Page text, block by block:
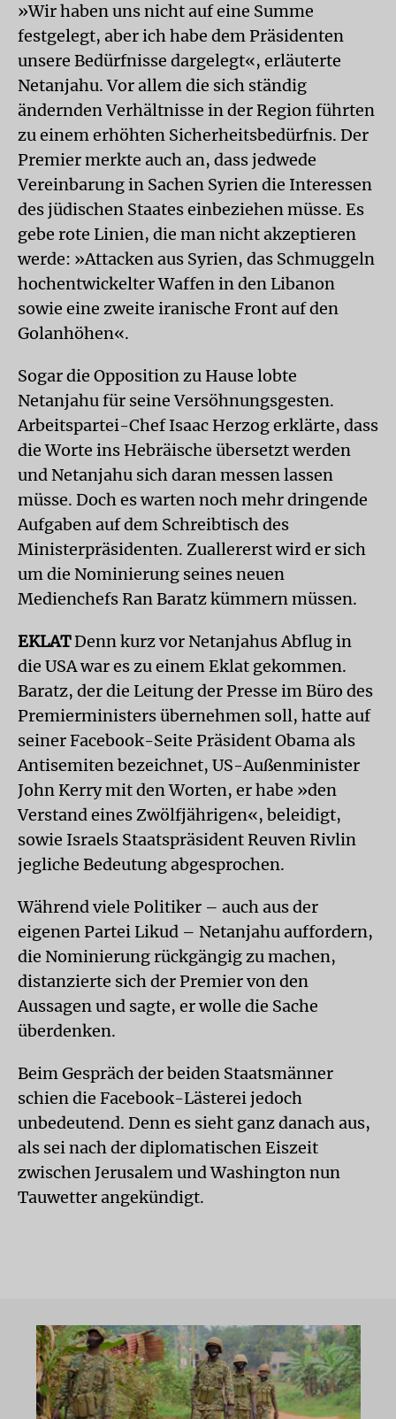
»Wir haben uns nicht auf eine Summe
festgelegt, aber ich habe dem Präsidenten
unsere Bedürfnisse dargelegt«, erläuterte
Netanjahu. Vor allem die sich ständig
ändernden Verhältnisse in der Region führten
zu einem erhöhten Sicherheitsbedürfnis. Der
Premier merkte auch an, dass jedwede
Vereinbarung in Sachen Syrien die Interessen
des jüdischen Staates einbeziehen müsse. Es
gebe rote Linien, die man nicht akzeptieren
werde: »Attacken aus Syrien, das Schmuggeln
hochentwickelter Waffen in den Libanon
sowie eine zweite iranische Front auf den
Golanhöhen«.
Sogar die Opposition zu Hause lobte
Netanjahu für seine Versöhnungsgesten.
Arbeitspartei-Chef Isaac Herzog erklärte, dass
die Worte ins Hebräische übersetzt werden
und Netanjahu sich daran messen lassen
müsse. Doch es warten noch mehr dringende
Aufgaben auf dem Schreibtisch des
Ministerpräsidenten. Zuallererst wird er sich
um die Nominierung seines neuen
Medienchefs Ran Baratz kümmern müssen.
EKLATDenn kurz vor Netanjahus Abflug in
die USA war es zu einem Eklat gekommen.
Baratz, der die Leitung der Presse im Büro des
Premierministers übernehmen soll, hatte auf
seiner Facebook-Seite Präsident Obama als
Antisemiten bezeichnet, US-Außenminister
John Kerry mit den Worten, er habe »den
Verstand eines Zwölfjährigen«, beleidigt,
sowie Israels Staatspräsident Reuven Rivlin
jegliche Bedeutung abgesprochen.
Während viele Politiker – auch aus der
eigenen Partei Likud – Netanjahu auffordern,
die Nominierung rückgängig zu machen,
distanzierte sich der Premier von den
Aussagen und sagte, er wolle die Sache
überdenken.
Beim Gespräch der beiden Staatsmänner
schien die Facebook-Lästerei jedoch
unbedeutend. Denn es sieht ganz danach aus,
als sei nach der diplomatischen Eiszeit
zwischen Jerusalem und Washington nun
Tauwetter angekündigt.